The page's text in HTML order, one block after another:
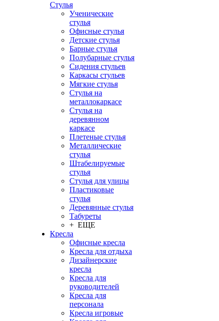
Стулья
Ученические
стулья
Офисные стулья
Детские стулья
Барные стулья
Полубарные стулья
Сидения стульев
Каркасы стульев
Мягкие стулья
Стулья на
металлокаркасе
Стулья на
деревянном
каркасе
Плетеные стулья
Металлические
стулья
Штабелируемые
стулья
Стулья для улицы
Пластиковые
стулья
Деревянные стулья
Табуреты
+ ЕЩЕ
Кресла
Офисные кресла
Кресла для отдыха
Дизайнерские
кресла
Кресла для
руководителей
Кресла для
персонала
Кресла игровые